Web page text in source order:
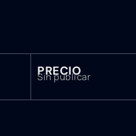
PRECIO
Sin publicar